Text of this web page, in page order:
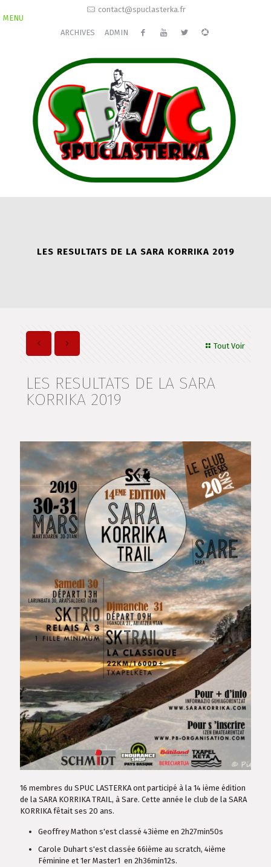
contact@spuclasterka.fr
ARCHIVES ADMIN
MENU
LES RESULTATS DE LA SARA KORRIKA 2019
Tout Voir
LES RESULTATS DE LA SARA
KORRIKA 2019
16 membres du SPUC LASTERKA ont participé à la 14 ième édition
de la SARA KORRIKA TRAIL, à Sare. Cette année le club de la SARA
KORRIKA fêtait ses 20 ans.
Geoffrey Mathon s'est classé 43ième en 2h27min50s
Carole Duhart s'est classée 66ième au scratch, 4ième
Féminine et 1er Master1 en 2h36min12s.